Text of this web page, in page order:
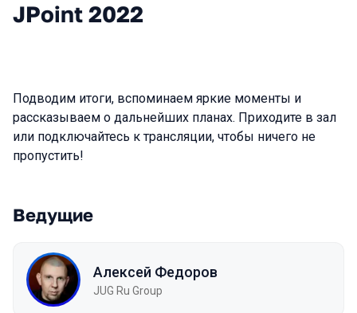
JPoint 2022
Подводим итоги, вспоминаем яркие моменты и
рассказываем о дальнейших планах. Приходите в зал
или подключайтесь к трансляции, чтобы ничего не
пропустить!
Ведущие
Алексей Федоров
JUG Ru Group